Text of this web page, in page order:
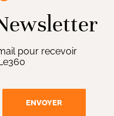
pour recevoir
ENVOYER